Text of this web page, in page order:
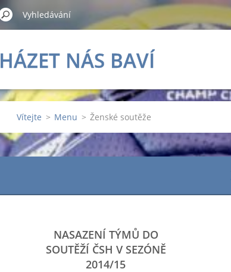
HÁZET NÁS BAVÍ
Vítejte > Menu > Ženské soutěže
NASAZENÍ TÝMŮ DO
SOUTĚŽÍ ČSH V SEZÓNĚ
2014/15